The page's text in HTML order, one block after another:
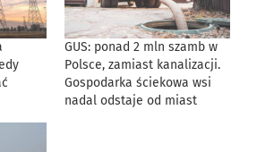
GUS: ponad 2 mln szamb w
Polsce, zamiast kanalizacji.
Gospodarka ściekowa wsi
nadal odstaje od miast